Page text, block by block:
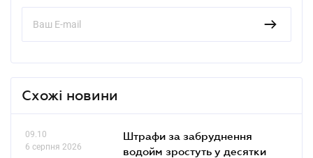
Схожі новини
09.10
6 серпня 2026
Штрафи за забруднення
водойм зростуть у десятки